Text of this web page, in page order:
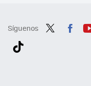
Síguenos